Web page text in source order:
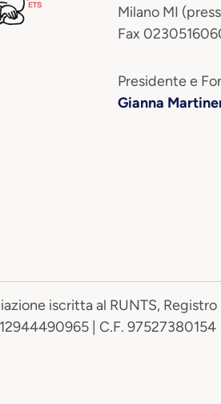
Milano MI
Fax
Presidente e
Gianna
iscritta al RUNTS,
| C.F. 97527380154